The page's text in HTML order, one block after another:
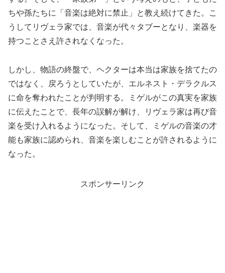
ちや孫たちに「音楽は絶対に禁止」と教え続けてきた。こ
うしてリヴェラ家では、音楽が代々タブーとなり、楽器を
持つことさえ許されなくなった。
しかし、物語の終盤で、ヘクターは本当は家族を捨てたの
ではなく、戻ろうとしていたが、エルネスト・デラクルス
に命を奪われたことが判明する。ミゲルがこの真実を家族
に伝えたことで、長年の誤解が解け、リヴェラ家は再び音
楽を受け入れるようになった。そして、ミゲルの音楽の才
能も家族に認められ、音楽を楽しむことが許されるように
なった。
スポンサーリンク